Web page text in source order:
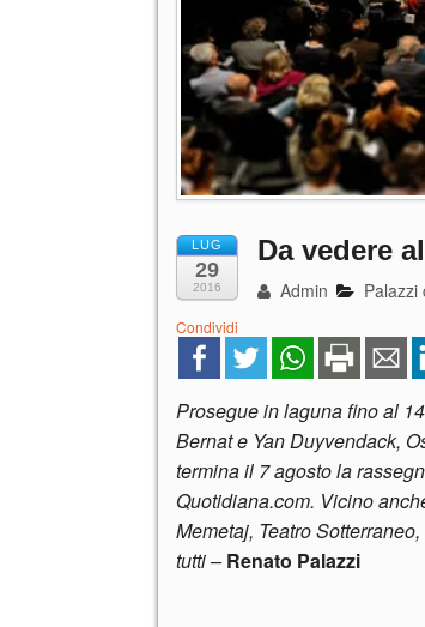
LUG
29
2016
Da vedere
Admin Palazzi
Condividi
Prosegue in laguna fino al
Bernat e Yan Duyvendack,
termina il 7 agosto la
Quotidiana.com. Vicino
Memetaj, Teatro
tutti –Renato Palazzi